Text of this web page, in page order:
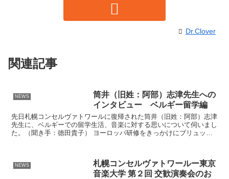
Dr.Clover
関連記事
NEWS
筒井（旧姓：阿部）志津先生への
インタビュー ベルギー留学編
先日札幌コンセルヴァトワールに復帰された筒井（旧姓：阿部）志津
先生に、ベルギーでの留学生活、音楽に対する思いについて伺いまし
た。（聞き手：徳田貴子） ヨーロッパ研修をきっかけにブリュッセ
NEWS
札幌コンセルヴァトワールー東京
音楽大学 第２回 交歓演奏会のお